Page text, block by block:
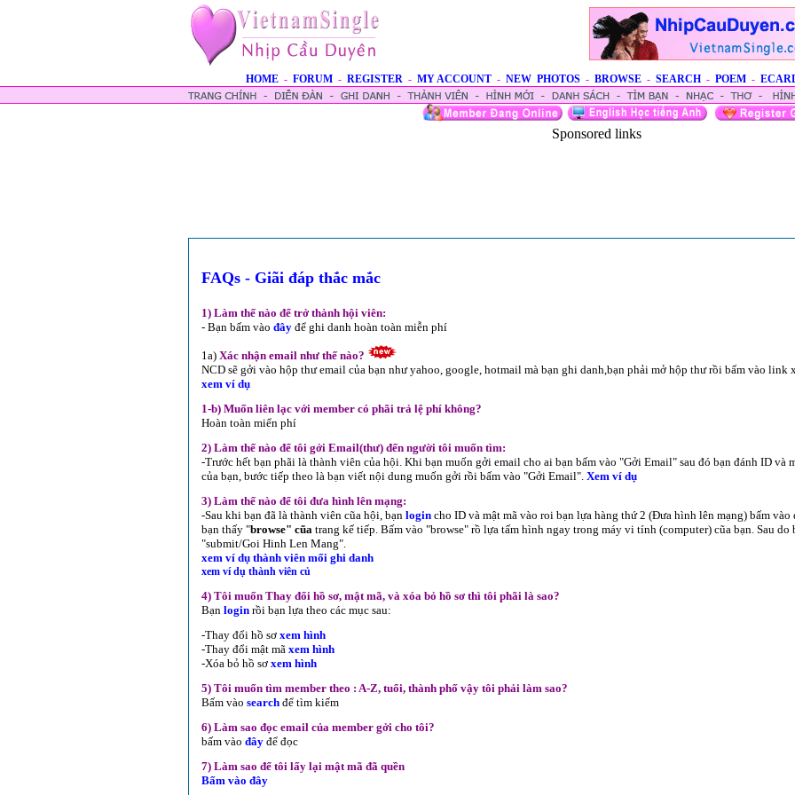
HOME - FORUM - REGISTER - MY ACCOUNT - NEW PHOTOS - BROWSE - SEARCH - POEM -
Sponsored links
FAQs - Giãi đáp thắc mắc
1) Làm thế nào để trở thành hội viên:
- Bạn bấm vào đây để ghi danh hoàn toàn miễn phí
1a) Xác nhận email như thế nào?
NCD sẽ gởi vào hộp thư email của bạn như yahoo, google, hotmail mà bạn ghi danh,bạn phải mở hộp thư rồi bấm vào link
xem ví dụ
1-b) Muốn liên lạc với member có phãi trả lệ phí không?
Hoàn toàn miển phí
2) Làm thế nào để tôi gởi Email(thư) đến người tôi muốn tìm:
-Trước hết bạn phãi là thành viên của hội. Khi bạn muốn gởi email cho ai bạn bấm vào "Gởi Email" sau đó bạn đánh ID và
của bạn, bước tiếp theo là bạn viết nội dung muốn gởi rồi bấm vào "Gởi Email". Xem ví dụ
3) Làm thế nào để tôi đưa hình lên mạng:
-Sau khi bạn đã là thành viên cũa hội, bạn login cho ID và mật mã vào roi bạn lựa hàng thứ 2 (Đưa hình lên mạng) bấm vào
bạn thấy "browse" cũa trang kế tiếp. Bấm vào "browse" rồ lựa tấm hình ngay trong máy vi tính (computer) cũa bạn. Sau do
"submit/Goi Hinh Len Mang".
xem ví dụ thành viên mối ghi danh
xem ví dụ thành viên củ
4) Tôi muốn Thay đổi hồ sơ, mật mã, và xóa bỏ hồ sơ thì tôi phãi là sao?
Bạn login rồi bạn lựa theo các mục sau:
-Thay đổi hồ sơ xem hình
-Thay đổi mật mã xem hình
-Xóa bỏ hồ sơ xem hình
5) Tôi muốn tìm member theo : A-Z, tuổi, thành phố vậy tôi phải làm sao?
Bấm vào search để tìm kiếm
6) Làm sao đọc email của member gởi cho tôi?
bấm vào đây để đọc
7) Làm sao để tôi lấy lại mật mã đã quền
Bấm vào đây